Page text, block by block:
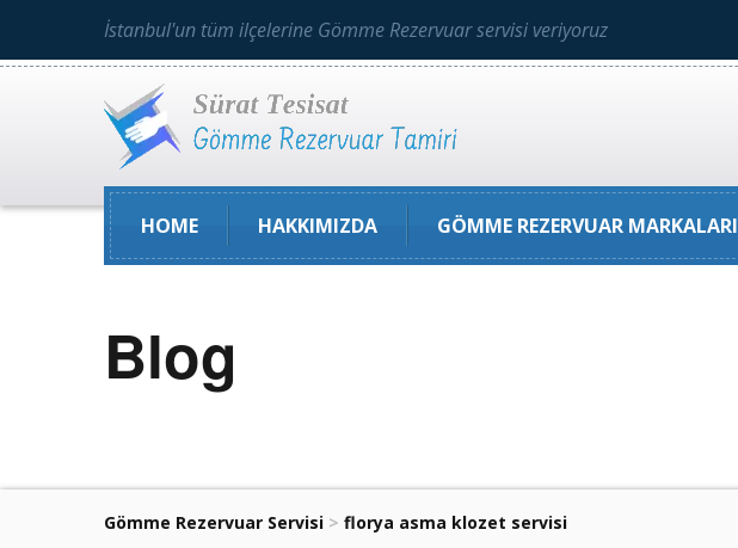
İstanbul'un tüm ilçelerine Gömme Rezervuar servisi veriyoruz
HOME HAKKIMIZDA GÖMME REZERVUAR MARKALARI
Blog
Gömme Rezervuar Servisi > florya asma klozet servisi